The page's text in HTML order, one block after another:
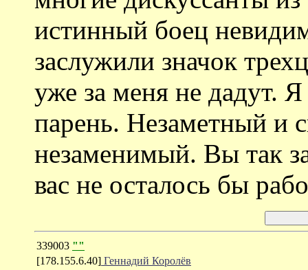
истинный боец
заслужили значок
уже за меня не дадут.
парень. Незаметный и
незаменимый. Вы так
вас не осталось бы
339003 ""
[178.155.6.40] Геннадий Королёв